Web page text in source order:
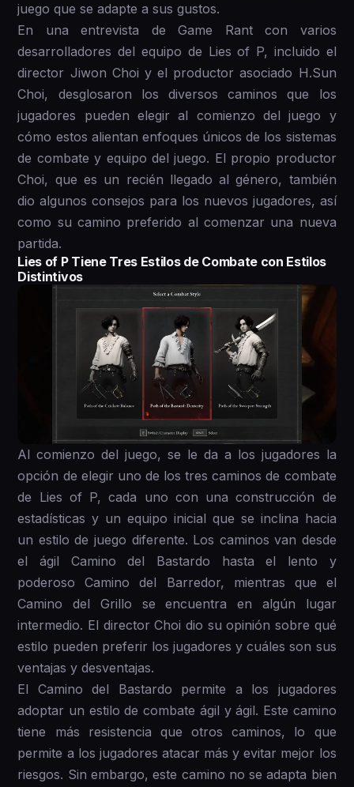
juego que se adapte a sus gustos.
En una entrevista de Game Rant con varios
desarrolladores del equipo de Lies of P, incluido el
director Jiwon Choi y el productor asociado H.Sun
Choi, desglosaron los diversos caminos que los
jugadores pueden elegir al comienzo del juego y
cómo estos alientan enfoques únicos de los sistemas
de combate y equipo del juego. El propio productor
Choi, que es un recién llegado al género, también
dio algunos consejos para los nuevos jugadores, así
como su camino preferido al comenzar una nueva
partida.
Lies of P Tiene Tres Estilos de Combate con Estilos
Distintivos
Al comienzo del juego, se le da a los jugadores la
opción de elegir uno de los tres caminos de combate
de Lies of P, cada uno con una construcción de
estadísticas y un equipo inicial que se inclina hacia
un estilo de juego diferente. Los caminos van desde
el ágil Camino del Bastardo hasta el lento y
poderoso Camino del Barredor, mientras que el
Camino del Grillo se encuentra en algún lugar
intermedio. El director Choi dio su opinión sobre qué
estilo pueden preferir los jugadores y cuáles son sus
ventajas y desventajas.
El Camino del Bastardo permite a los jugadores
adoptar un estilo de combate ágil y ágil. Este camino
tiene más resistencia que otros caminos, lo que
permite a los jugadores atacar más y evitar mejor los
riesgos. Sin embargo, este camino no se adapta bien